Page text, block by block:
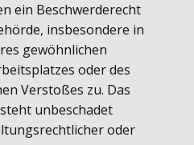
ein Beschwerderecht
insbesondere in
gewöhnlichen
oder des
Verstoßes zu. Das
unbeschadet
oder